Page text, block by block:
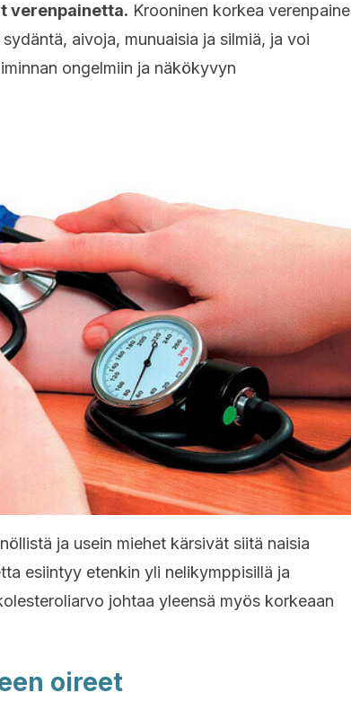
verenpainetta. Krooninen korkea verenpaine
aivoja, munuaisia ja silmiä, ja voi
ongelmiin ja näkökyvyn
ja usein miehet kärsivät siitä naisia
esiintyy etenkin yli nelikymppisillä ja
johtaa yleensä myös korkeaan
oireet